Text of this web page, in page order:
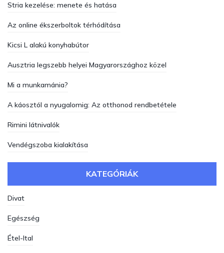
Stria kezelése: menete és hatása
Az online ékszerboltok térhódítása
Kicsi L alakú konyhabútor
Ausztria legszebb helyei Magyarországhoz közel
Mi a munkamánia?
A káosztól a nyugalomig: Az otthonod rendbetétele
Rimini látnivalók
Vendégszoba kialakítása
KATEGÓRIÁK
Divat
Egészség
Étel-Ital